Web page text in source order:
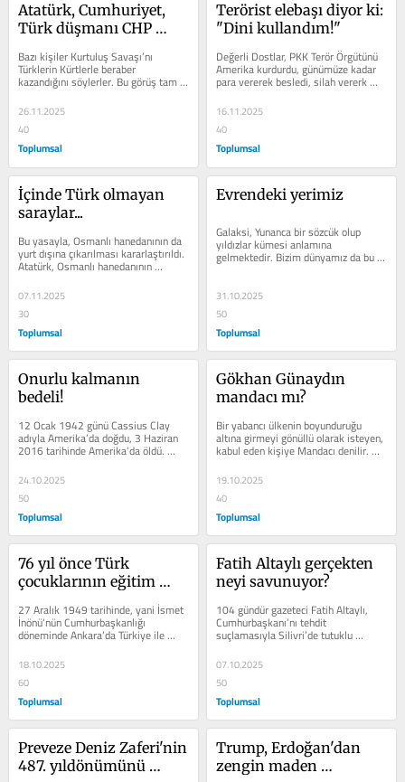
Atatürk, Cumhuriyet,
Türk düşmanı CHP
Sarıbal!
Bazı kişiler Kurtuluş Savaşı’nı
Türklerin Kürtlerle beraber
kazandığını söylerler. Bu görüş tam
DÖĞRU DEĞİLDİR! Doğu ve...
26.11.2025
40
Toplumsal
Terörist elebaşı diyor ki:
"Dini kullandım!"
Değerli Dostlar, PKK Terör Örgütünü
Amerika kurdurdu, günümüze kadar
para vererek besledi, silah vererk
destekledi. ABD tüm bunları gizli...
16.11.2025
40
Toplumsal
İçinde Türk olmayan
saraylar...
Bu yasayla, Osmanlı hanedanının da
yurt dışına çıkarılması kararlaştırıldı.
Atatürk, Osmanlı hanedanının
yurtdışına...
07.11.2025
30
Toplumsal
Evrendeki yerimiz
Galaksi, Yunanca bir sözcük olup
yıldızlar kümesi anlamına
gelmektedir. Bizim dünyamız da bu
galaksilerden birinde yer almaktaydı.
31.10.2025
50
Toplumsal
Onurlu kalmanın
bedeli!
12 Ocak 1942 günü Cassius Clay
adıyla Amerika’da doğdu, 3 Haziran
2016 tarihinde Amerika’da öldü.
olarak...
24.10.2025
50
Toplumsal
Gökhan Günaydın
mandacı mı?
Bir yabancı ülkenin boyunduruğu
altına girmeyi gönüllü olarak isteyen,
kabul eden kişiye Mandacı denilir.
TBMM Genel Kurulu’nda 17 Ekim...
19.10.2025
40
Toplumsal
76 yıl önce Türk
çocuklarının eğitim
teslim edildi!
27 Aralık 1949 tarihinde, yani İsmet
İnönü‘nün Cumhurbaşkanlığı
döneminde Ankara’da Türkiye ile
Amerika arasında “Türk - Amerikan...
18.10.2025
60
Toplumsal
Fatih Altaylı gerçekten
neyi savunuyor?
104 gündür gazeteci Fatih Altaylı,
Cumhurbaşkanı’nı tehdit
suçlamasıyla Silivri’de tutuklu
bulunmaktadır. Çok açık ve net
olarak...
07.10.2025
50
Toplumsal
Preveze Deniz Zaferi'nin
487. yıldönümünü
Trump, Erdoğan'dan
zengin maden